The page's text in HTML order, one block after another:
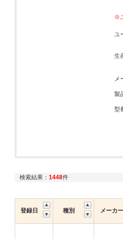
※
ユ
生
メ
製
型
検索結果： 1448件
登録日 種別 メーカ